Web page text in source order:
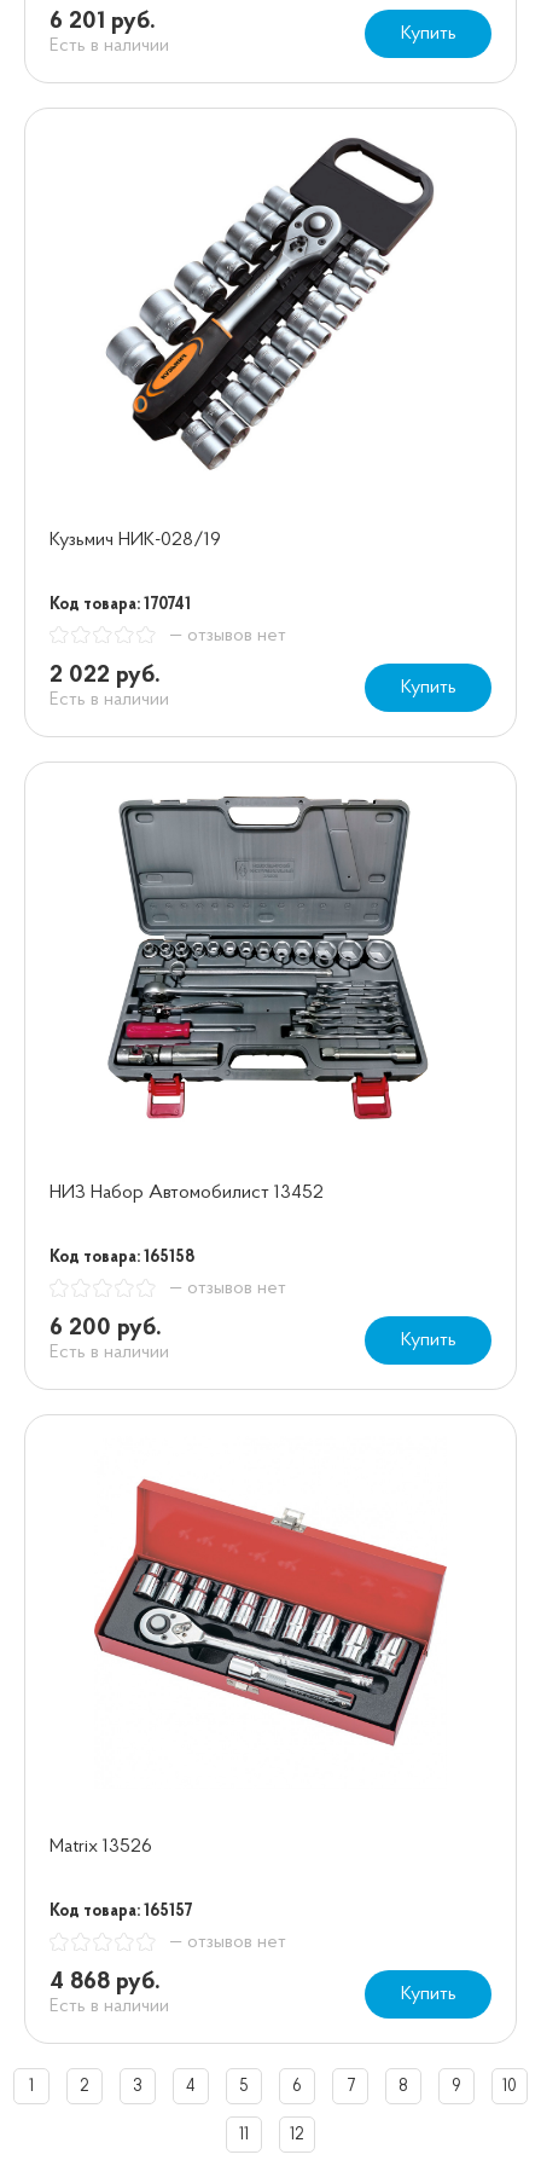
6 201 руб.
Есть в наличии
Купить
Кузьмич НИК-028/19
Код товара: 170741
— отзывов нет
2 022 руб.
Есть в наличии
Купить
НИЗ Набор Автомобилист 13452
Код товара: 165158
— отзывов нет
6 200 руб.
Есть в наличии
Купить
Matrix 13526
Код товара: 165157
— отзывов нет
4 868 руб.
Есть в наличии
Купить
1 2 3 4 5 6 7 8 9 10
11 12